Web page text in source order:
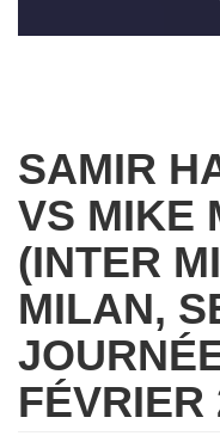
SAMIR
VS MIKE
(INTER
MILAN,
FÉVRIER